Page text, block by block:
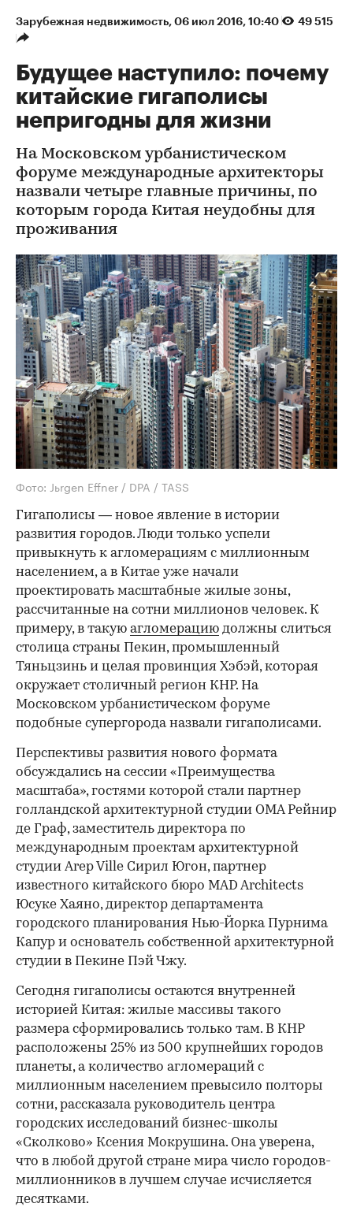
Зарубежная недвижимость 06 июл 2016, 10:40 49 515
Будущее наступило: почему
китайские гигаполисы
непригодны для жизни
На Московском урбанистическом
форуме международные архитекторы
назвали четыре главные причины, по
которым города Китая неудобны для
проживания
Фото: Jьrgen Effner / DPA / TASS
Гигаполисы — новое явление в истории
развития городов. Люди только успели
привыкнуть к агломерациям с миллионным
населением, а в Китае уже начали
проектировать масштабные жилые зоны,
рассчитанные на сотни миллионов человек. К
примеру, в такую агломерацию должны слиться
столица страны Пекин, промышленный
Тяньцзинь и целая провинция Хэбэй, которая
окружает столичный регион КНР. На
Московском урбанистическом форуме
подобные супергорода назвали гигаполисами.
Перспективы развития нового формата
обсуждались на сессии «Преимущества
масштаба», гостями которой стали партнер
голландской архитектурной студии OMA Рейнир
де Граф, заместитель директора по
международным проектам архитектурной
студии Arep Ville Сирил Югон, партнер
известного китайского бюро MAD Architects
Юсуке Хаяно, директор департамента
городского планирования Нью-Йорка Пурнима
Капур и основатель собственной архитектурной
студии в Пекине Пэй Чжу.
Сегодня гигаполисы остаются внутренней
историей Китая: жилые массивы такого
размера сформировались только там. В КНР
расположены 25% из 500 крупнейших городов
планеты, а количество агломераций с
миллионным населением превысило полторы
сотни, рассказала руководитель центра
городских исследований бизнес-школы
«Сколково» Ксения Мокрушина. Она уверена,
что в любой другой стране мира число городов-
миллионников в лучшем случае исчисляется
десятками.